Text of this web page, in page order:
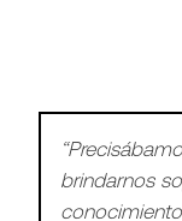
brindarnos